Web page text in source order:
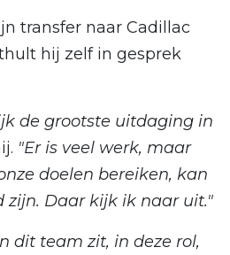
transfer naar Cadillac
hij zelf in gesprek
de grootste uitdaging in
"Er is veel werk, maar
doelen bereiken, kan
zijn. Daar kijk ik naar uit."
dit team zit, in deze rol,